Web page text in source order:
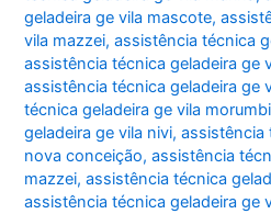
geladeira ge vila mascote,
vila mazzei,assistência técnica
assistência técnica geladeira ge
assistência técnica geladeira ge
técnica geladeira ge vila morumbi
geladeira ge vila nivi,assistência
nova conceição,assistência
mazzei,assistência técnica
assistência técnica geladeira ge